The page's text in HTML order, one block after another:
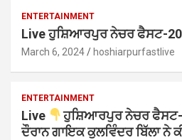
ENTERTAINMENT
Live ਹੁਸ਼ਿਆਰਪੁਰ ਨੇਚਰ ਫੈਸਟ-
March 6, 2024 hoshiarpurfastlive
ENTERTAINMENT
Live
ਹੁਸ਼ਿਆਰਪੁਰ ਨੇਚਰ ਫੈਸਟ-
ਦੌਰਾਨ ਗਾਇਕ ਕੁਲਵਿੰਦਰ ਬਿੱਲਾ ਨੇ